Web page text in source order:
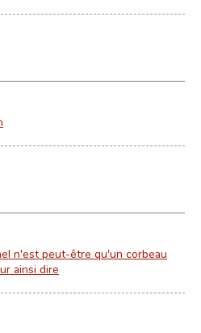
n'est peut-être qu'un corbeau
ainsi dire